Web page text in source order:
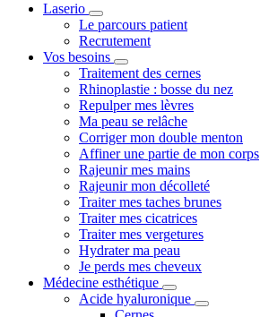
Laserio
Le parcours patient
Recrutement
Vos besoins
Traitement des cernes
Rhinoplastie : bosse du nez
Repulper mes lèvres
Ma peau se relâche
Corriger mon double menton
Affiner une partie de mon corps
Rajeunir mes mains
Rajeunir mon décolleté
Traiter mes taches brunes
Traiter mes cicatrices
Traiter mes vergetures
Hydrater ma peau
Je perds mes cheveux
Médecine esthétique
Acide hyaluronique